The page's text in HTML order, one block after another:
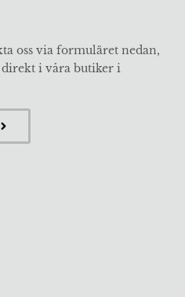
oss via formuläret nedan,
direkt i våra butiker i